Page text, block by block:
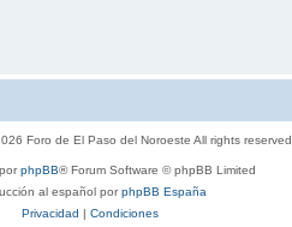
Foro de El Paso del Noroeste All rights reserved.
phpBB® Forum Software © phpBB Limited
al español porphpBB España
Privacidad | Condiciones